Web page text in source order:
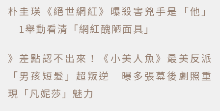
朴圭瑛《絕世網紅》曝殺害兇手是「他」
1舉動看清「網紅醜陋面具」
》差點認不出來！《小美人魚》最美反派
「男孩短髮」超叛逆 曝多張幕後劇照重
現「凡妮莎」魅力